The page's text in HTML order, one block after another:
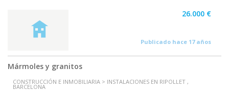
26.000 €
Publicado hace 17 años
Mármoles y granitos
CONSTRUCCIÓN E INMOBILIARIA > INSTALACIONES EN RIPOLLET ,
BARCELONA